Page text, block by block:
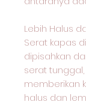
Lebih Halus
Serat kapas
dipisahkan
serat
memberikan
halus dan